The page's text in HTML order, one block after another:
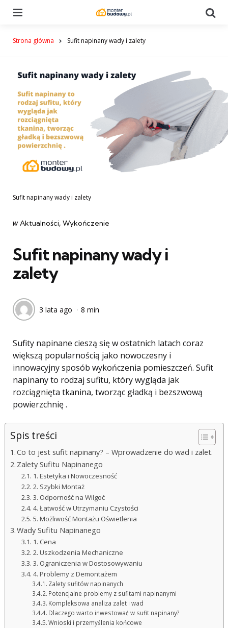
Strona główna Sufit napinany wady i zalety
Sufit napinany wady i zalety
Categories
post
w Aktualności Wykończenie
Sufit napinany wady i
zalety
3 lata ago 8 min
Sufity napinane cieszą się w ostatnich latach coraz
większą popularnością jako nowoczesny i
innowacyjny sposób wykończenia pomieszczeń. Sufit
napinany to rodzaj sufitu, który wygląda jak
rozciągnięta tkanina, tworząc gładką i bezszwową
powierzchnię .
Spis treści
Co to jest sufit napinany? – Wprowadzenie do wad i zalet.
Zalety Sufitu Napinanego
1. Estetyka i Nowoczesność
2. Szybki Montaż
3. Odporność na Wilgoć
4. Łatwość w Utrzymaniu Czystości
5. Możliwość Montażu Oświetlenia
Wady Sufitu Napinanego
1. Cena
2. Uszkodzenia Mechaniczne
3. Ograniczenia w Dostosowywaniu
4. Problemy z Demontażem
Zalety sufitów napinanych
Potencjalne problemy z sufitami napinanymi
Kompleksowa analiza zalet i wad
Dlaczego warto inwestować w sufit napinany?
Wnioski i przemyślenia końcowe